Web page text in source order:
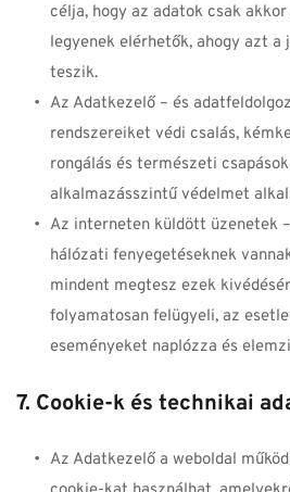
célja, hogy az adatok csak
legyenek elérhetők, ahogy azt a
teszik.
Az Adatkezelő – és
rendszereiket védi csalás,
rongálás és természeti
alkalmazásszintű védelmet
Az interneten küldött üzenetek
hálózati fenyegetéseknek
mindent megtesz ezek
folyamatosan felügyeli, az
eseményeket naplózza és
7. Cookie-k és technikai
Az Adatkezelő a weboldal